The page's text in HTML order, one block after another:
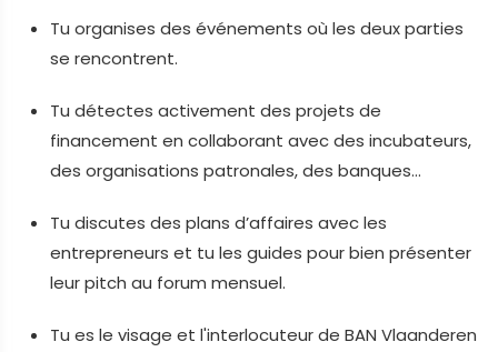
Tu organises des événements où les deux parties
se rencontrent.
Tu détectes activement des projets de
financement en collaborant avec des incubateurs,
des organisations patronales, des banques…
Tu discutes des plans d’affaires avec les
entrepreneurs et tu les guides pour bien présenter
leur pitch au forum mensuel.
Tu es le visage et l'interlocuteur de BAN Vlaanderen